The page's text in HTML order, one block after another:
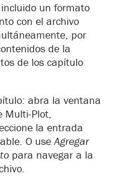
un formato
con el archivo
por
de la
de los capítulo
abra la ventana
Multi-Plot,
la entrada
O useAgregar
para navegar a la